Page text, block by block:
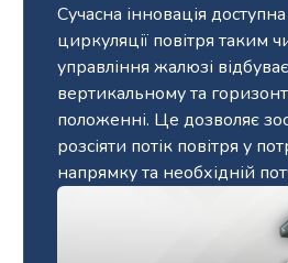
Сучасна інновація
циркуляції повітря таким
управління жалюзі
вертикальному та
положенні. Це дозволяє
розсіяти потік повітря у
напрямку та необхідній